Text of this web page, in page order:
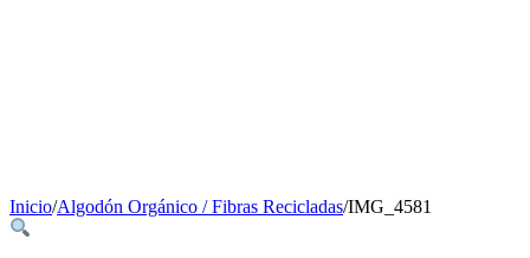
Inicio/Algodón Orgánico / Fibras Recicladas/IMG_4581